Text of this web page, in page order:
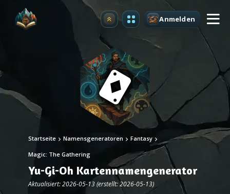
Upgrade Anmelden
Startseite Namensgeneratoren Fantasy
Magic: The Gathering
Yu-Gi-Oh Kartennamengenerator
Aktualisiert: 2026-05-13 (erstellt: 2026-05-13)